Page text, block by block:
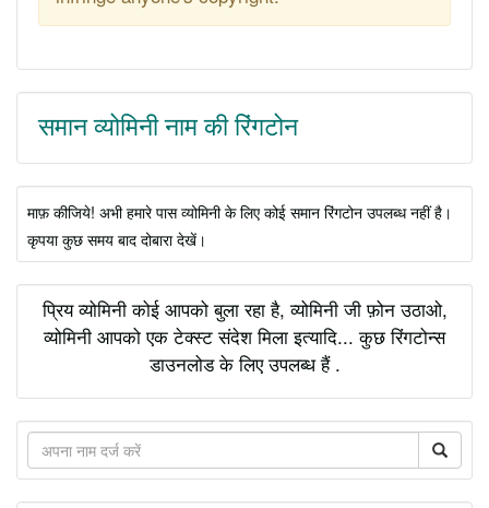
समान व्योमिनी नाम की रिंगटोन
माफ़ कीजिये! अभी हमारे पास व्योमिनी के लिए कोई समान रिंगटोन उपलब्ध नहीं है।
कृपया कुछ समय बाद दोबारा देखें।
प्रिय व्योमिनी कोई आपको बुला रहा है, व्योमिनी जी फ़ोन उठाओ,
व्योमिनी आपको एक टेक्स्ट संदेश मिला इत्यादि... कुछ रिंगटोन्स
डाउनलोड के लिए उपलब्ध हैं .